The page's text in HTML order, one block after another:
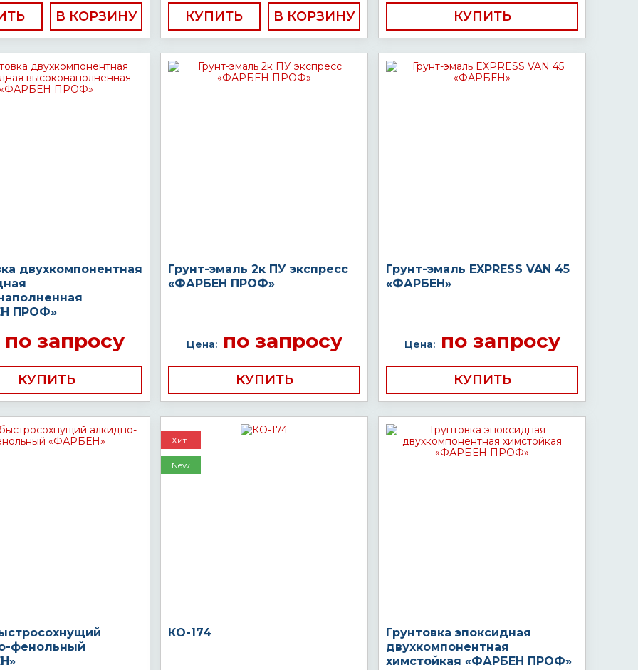
КУПИТЬ КУПИТЬ
двухкомпонентная
ПРОФ»
запросу
КУПИТЬ
Грунт-эмаль 2к ПУ экспресс
«ФАРБЕН ПРОФ»
Цена:по запросу
КУПИТЬ
Грунт-эмаль EXPRESS VAN 45
«ФАРБЕН»
Цена:по запросу
КУПИТЬ
фенольный
Хит
New
КО-174
Грунтовка эпоксидная
двухкомпонентная
химстойкая «ФАРБЕН ПРОФ»